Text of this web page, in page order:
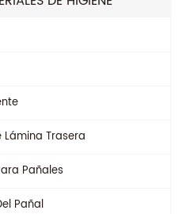
Lámina Trasera
Pañales
Pañal